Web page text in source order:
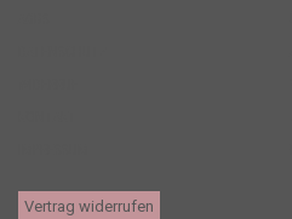
Vertrag widerrufen